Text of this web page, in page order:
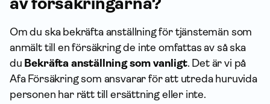
Om du ska bekräfta an­ställning för tjänstemän som
anmält till en för­säkring de inte omfattas av så ska
du Bekräfta an­ställning som vanligt. Det är vi på
Afa För­säkring som ansvarar för att utreda huruvida
personen har rätt till ersättning eller inte.